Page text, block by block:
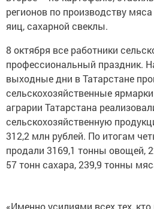
регионов по производству
яиц, сахарной свеклы.
8 октября все работники
профессиональный праздник.
выходные дни в Татарстане
сельскохозяйственные
аграрии Татарстана
сельскохозяйственную
312,2 млн рублей. По итогам
продали 3169,1 тонны овощей,
57 тонн сахара, 239,9 тонны
«Именно усилиями всех тех,